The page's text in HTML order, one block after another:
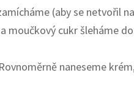
(aby se netvořil
moučkový cukr šleháme
naneseme